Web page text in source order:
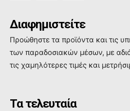
Διαφημιστείτε
Προώθηστε τα προϊόντα και τις
των παραδοσιακών μέσων, με
τις χαμηλότερες τιμές και
Τα τελευταία